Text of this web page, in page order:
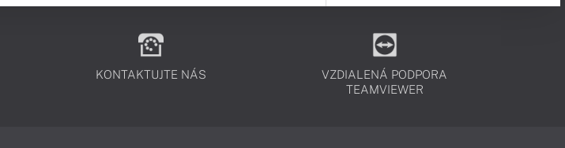
KONTAKTUJTE NÁS
VZDIALENÁ PODPORA
TEAMVIEWER